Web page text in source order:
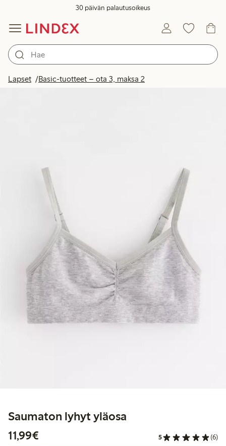
30 päivän palautusoikeus
Lapset Basic-tuotteet – ota 3, maksa 2
Saumaton lyhyt yläosa
11,99€
5 (6)